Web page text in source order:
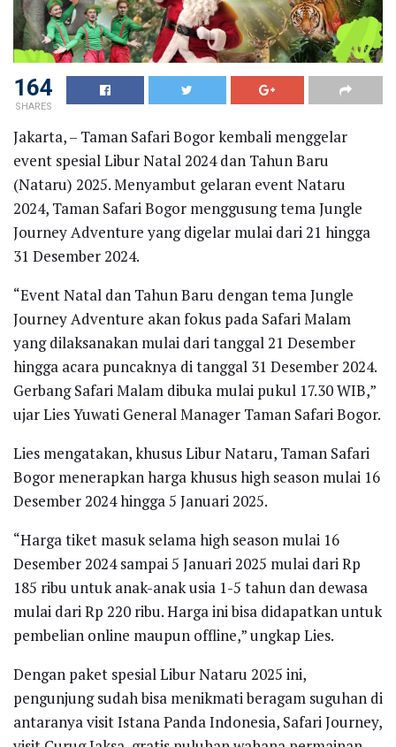
164
SHARES
Jakarta, – Taman Safari Bogor kembali menggelar
event spesial Libur Natal 2024 dan Tahun Baru
(Nataru) 2025. Menyambut gelaran event Nataru
2024, Taman Safari Bogor menggusung tema Jungle
Journey Adventure yang digelar mulai dari 21 hingga
31 Desember 2024.
“Event Natal dan Tahun Baru dengan tema Jungle
Journey Adventure akan fokus pada Safari Malam
yang dilaksanakan mulai dari tanggal 21 Desember
hingga acara puncaknya di tanggal 31 Desember 2024.
Gerbang Safari Malam dibuka mulai pukul 17.30 WIB,”
ujar Lies Yuwati General Manager Taman Safari Bogor.
Lies mengatakan, khusus Libur Nataru, Taman Safari
Bogor menerapkan harga khusus high season mulai 16
Desember 2024 hingga 5 Januari 2025.
“Harga tiket masuk selama high season mulai 16
Desember 2024 sampai 5 Januari 2025 mulai dari Rp
185 ribu untuk anak-anak usia 1-5 tahun dan dewasa
mulai dari Rp 220 ribu. Harga ini bisa didapatkan untuk
pembelian online maupun offline,” ungkap Lies.
Dengan paket spesial Libur Nataru 2025 ini,
pengunjung sudah bisa menikmati beragam suguhan di
antaranya visit Istana Panda Indonesia, Safari Journey,